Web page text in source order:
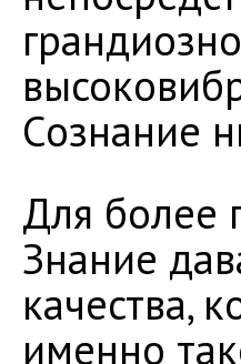
Сознание
Для более
Знание
качества,
именно